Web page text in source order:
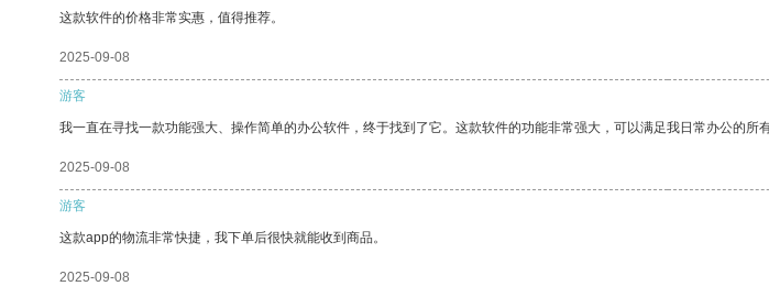
这款软件的价格非常实惠，值得推荐。
2025-09-08
游客
我一直在寻找一款功能强大、操作简单的办公软件，终于找到了它。这款软件的功能非常强大，可以满足我日常办公的所
2025-09-08
游客
这款app的物流非常快捷，我下单后很快就能收到商品。
2025-09-08